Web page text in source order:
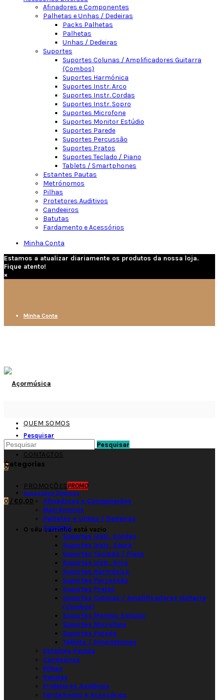
Afinadores e Componentes
Palhetas e Unhas / Dedeiras
Packs Palhetas
Palhetas
Unhas / Dedeiras
Suportes
Suportes Colunas / Amplificadores Guitarra
(Combos)
Suportes Harmónica
Suportes Instr. Arco
Suportes Instr. Cordas
Suportes Instr. Sopro
Suportes Microfone
Suportes Monitor Estúdio
Suportes Parede
Suportes Percussão
Suportes Pratos
Suportes Teclado / Piano
Tablets / Smartphones
Estantes Pautas
Metrónomos
Pilhas
Protetores Auditivos
Candeeiros
Batutas
Fardamento e Acessórios
Minha Conta
Estamos a atualizar diariamente os produtos da nossa loja.
Fique atento!
×
Minha Conta
QUEM SOMOS
CONTACTOS
PROMOÇÕESPROMO
Pesquisar
0
0 / €0,00
O seu carrinho está vazio
Pesquisar
Categorias
Acessórios Diversos
Afinadores e Componentes
Metrónomos
Palhetas e Unhas / Dedeiras
Suportes
Suportes Instr. Cordas
Suportes Instr. Sopro
Suportes Teclado / Piano
Suportes Instr. Arco
Suportes Harmónica
Suportes Percussão
Suportes Pratos
Suportes Colunas / Amplificadores Guitarra
(Combos)
Suportes Monitor Estúdio
Suportes Microfone
Suportes Parede
Tablets / Smartphones
Estantes Pautas
Candeeiros
Pilhas
Batutas
Protetores Auditivos
Fardamento e Acessórios